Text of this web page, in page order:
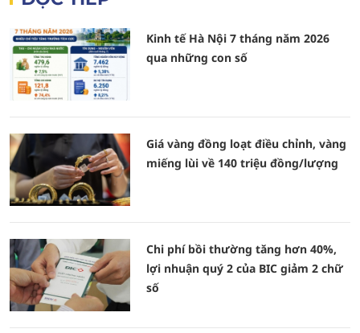
Kinh tế Hà Nội 7 tháng năm 2026
qua những con số
Giá vàng đồng loạt điều chỉnh, vàng
miếng lùi về 140 triệu đồng/lượng
Chi phí bồi thường tăng hơn 40%,
lợi nhuận quý 2 của BIC giảm 2 chữ
số